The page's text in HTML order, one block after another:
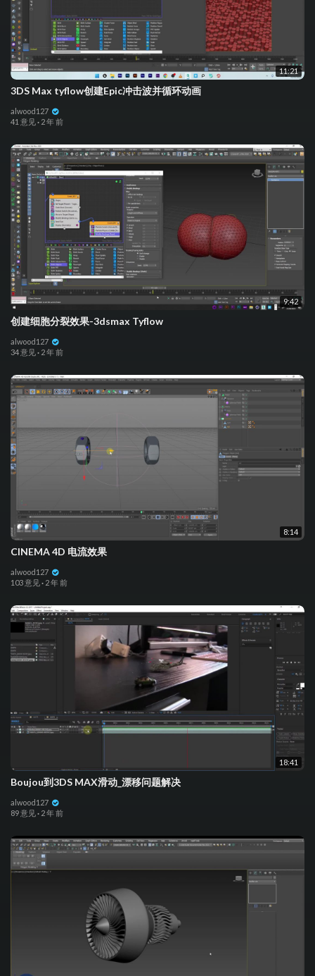
11:21
3DS Max tyflow创建Epic冲击波并循环动画
alwood127
41 意见· 2 年 前
9:42
创建细胞分裂效果-3dsmax Tyflow
alwood127
34 意见· 2 年 前
8:14
CINEMA 4D 电流效果
alwood127
103 意见· 2 年 前
18:41
Boujou到3DS MAX滑动_漂移问题解决
alwood127
89 意见· 2 年 前